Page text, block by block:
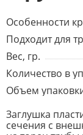
Особенности
Подходит для
Вес, гр.
Количество в
Объем
Заглушка
сечения с